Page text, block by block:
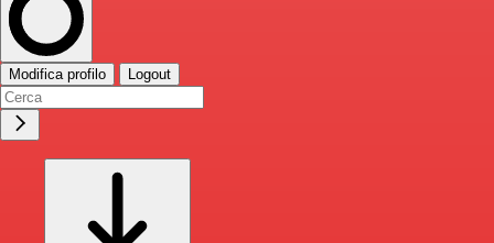
Modifica profilo Logout